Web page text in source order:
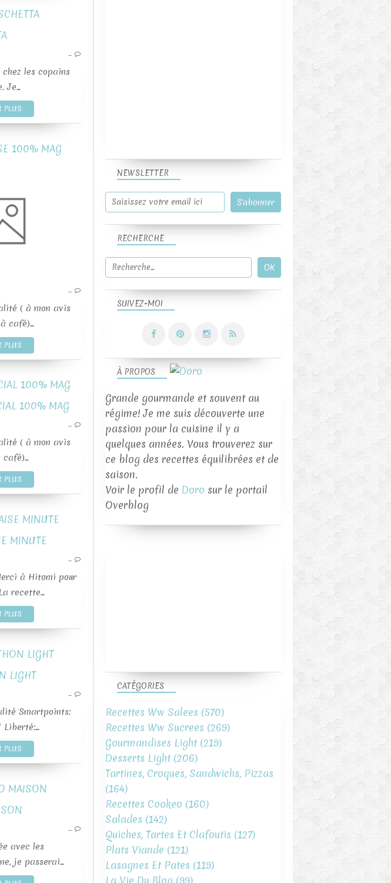
APÉRITIFS
WW SALEES
…
les copains
Je...
PLUS
APÉRITIFS
100% MAG
SAUCES ET TARTINADES
( à mon avis
café)...
PLUS
100% MAG
SAUCES ET TARTINADES
…
( à mon avis
PLUS
TARTINADES
MINUTE
…
à Hitomi pour
recette...
PLUS
OLIVE
TARTINADES
LIGHT
SAUCES ET TARTINADES
…
Smartpoints:
PLUS
TARTINADES
MAISON
SAUCES ET TARTINADES
TOMATE SECHÉE
…
avec les
je passerai...
TARTINADES
NEWSLETTER
SUIVEZ-MOI
RECHERCHE
À PROPOS
Grande gourmande et souvent au
régime! Je me suis découverte une
passion pour la cuisine il y a
quelques années. Vous trouverez sur
ce blog des recettes équilibrées et de
saison.
Voir le profil de Doro sur le portail
Overblog
CATÉGORIES
Recettes Ww Salees (570)
Recettes Ww Sucrees (269)
Gourmandises Light(219)
Desserts Light(206)
Tartines, Croques, Sandwichs, Pizzas
(164)
Recettes Cookeo (160)
Salades (142)
Quiches, Tartes Et Clafoutis (127)
Plats Viande (121)
Lasagnes Et Pates (119)